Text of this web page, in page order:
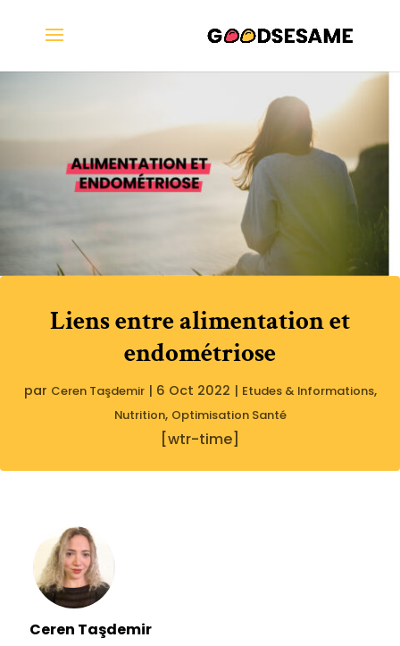
Liens entre alimentation et
endométriose
par Ceren Taşdemir| 6 Oct 2022 | Etudes & Informations,
Nutrition, Optimisation Santé
[wtr-time]
Ceren Taşdemir